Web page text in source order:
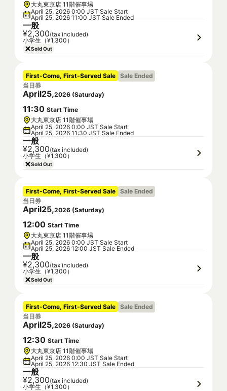
大丸東京店 11階催事場
April 25, 2026 0:00 JST Sale Start
April 25, 2026 11:00 JST Sale Ended
一般
¥2,300(tax included)
小学生（¥1,300）
Sold Out
First-Come, First-Served Sale Sale Ended
当日券
April25,2026 (Saturday)
11:30 Start Time
大丸東京店 11階催事場
April 25, 2026 0:00 JST Sale Start
April 25, 2026 11:30 JST Sale Ended
一般
¥2,300(tax included)
小学生（¥1,300）
Sold Out
First-Come, First-Served Sale Sale Ended
当日券
April25,2026 (Saturday)
12:00 Start Time
大丸東京店 11階催事場
April 25, 2026 0:00 JST Sale Start
April 25, 2026 12:00 JST Sale Ended
一般
¥2,300(tax included)
小学生（¥1,300）
Sold Out
First-Come, First-Served Sale Sale Ended
当日券
April25,2026 (Saturday)
12:30 Start Time
大丸東京店 11階催事場
April 25, 2026 0:00 JST Sale Start
April 25, 2026 12:30 JST Sale Ended
一般
¥2,300(tax included)
小学生（¥1,300）